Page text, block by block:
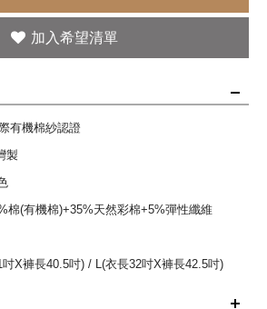
有機棉紗認證
製
棉(有機棉)+35%天然彩棉+5%彈性纖維
吋X褲長40.5吋) / L(衣長32吋X褲長42.5吋)